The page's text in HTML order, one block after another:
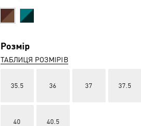
Розмір
ТАБЛИЦЯ РОЗМІРІВ
35.5 36 37 37.5
40 40.5